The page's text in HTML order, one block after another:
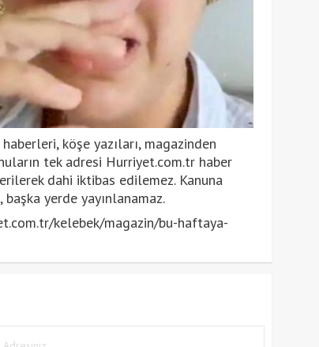
köşe yazıları, magazinden
tek adresi Hurriyet.com.tr haber
dahi iktibas edilemez. Kanuna
yerde yayınlanamaz.
kelebek/magazin/bu-haftaya-